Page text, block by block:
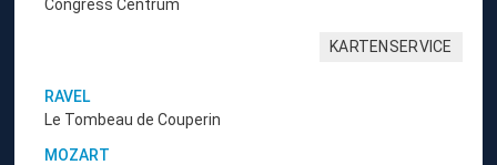
Congress Centrum
KARTENSERVICE
RAVEL
Le Tombeau de Couperin
MOZART